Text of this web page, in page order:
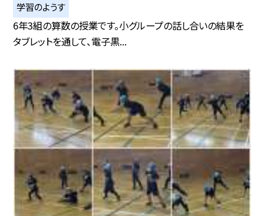
学習のようす
6年3組の算数の授業です。小グループの話し合いの結果を
タブレットを通して、電子黒...